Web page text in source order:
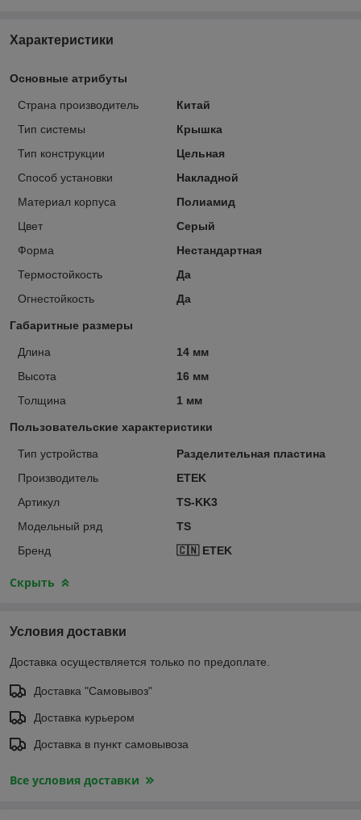
Характеристики
Основные атрибуты
Страна производитель
Китай
Тип системы
Крышка
Тип конструкции
Цельная
Способ установки
Накладной
Материал корпуса
Полиамид
Цвет
Серый
Форма
Нестандартная
Термостойкость
Да
Огнестойкость
Да
Габаритные размеры
Длина
14 мм
Высота
16 мм
Толщина
1 мм
Пользовательские характеристики
Тип устройства
Разделительная пластина
Производитель
ETEK
Артикул
TS-KK3
Модельный ряд
TS
Бренд
🇨🇳 ETEK
Скрыть
Условия доставки
Доставка осуществляется только по предоплате.
Доставка "Самовывоз"
Доставка курьером
Доставка в пункт самовывоза
Все условия доставки